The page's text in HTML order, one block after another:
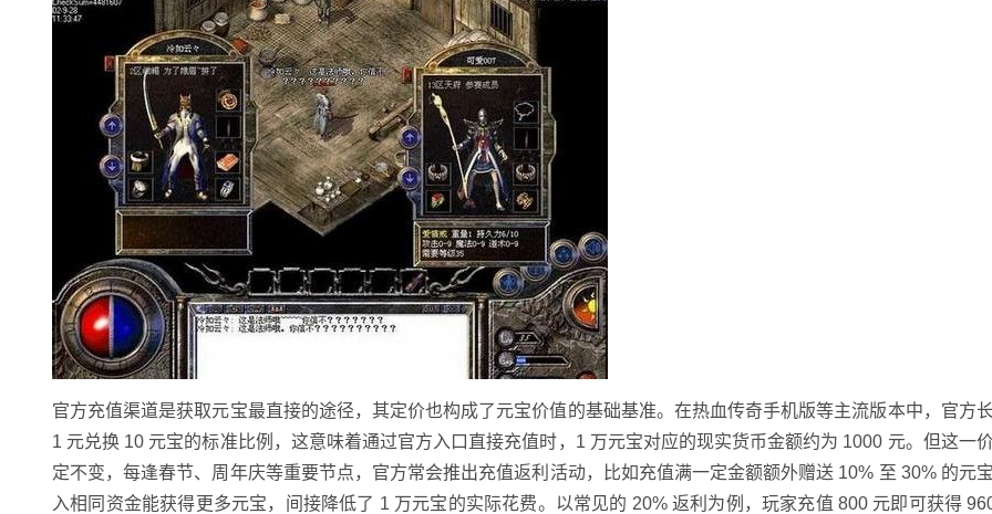
官方充值渠道是获取元宝最直接的途径，其定价也构成了元宝价值的基础基准。在热血传奇手机版等主流版本中，官方
1 元兑换 10 元宝的标准比例，这意味着通过官方入口直接充值时，1 万元宝对应的现实货币金额约为 1000 元。但这一
定不变，每逢春节、周年庆等重要节点，官方常会推出充值返利活动，比如充值满一定金额额外赠送 10% 至 30% 的元
入相同资金能获得更多元宝，间接降低了 1 万元宝的实际花费。以常见的 20% 返利为例，玩家充值 800 元即可获得